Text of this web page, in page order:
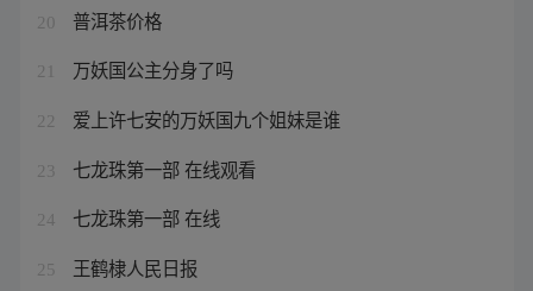
20 普洱茶价格
21 万妖国公主分身了吗
22 爱上许七安的万妖国九个姐妹是谁
23 七龙珠第一部 在线观看
24 七龙珠第一部 在线
25 王鹤棣人民日报